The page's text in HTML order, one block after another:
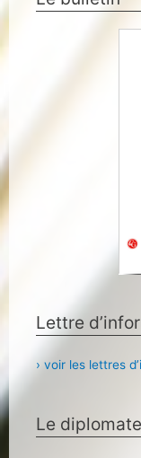
Lettre
› voir les lettres
Le diplomate